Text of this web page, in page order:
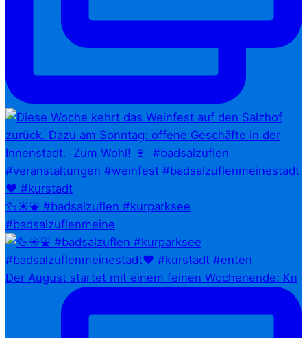
🦆☀️⛲ #badsalzuflen #kurparksee
#badsalzuflenmeine
Der August startet mit einem feinen Wochenende: Kn